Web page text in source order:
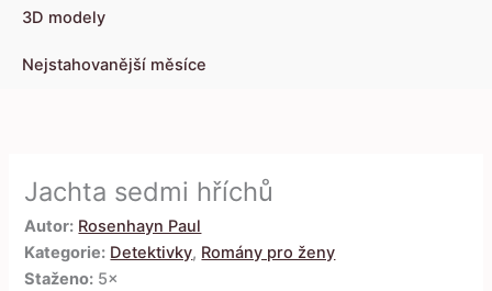
3D modely
Nejstahovanější měsíce
Jachta sedmi hříchů
Autor: Rosenhayn Paul
Kategorie: Detektivky, Romány pro ženy
Staženo: 5×